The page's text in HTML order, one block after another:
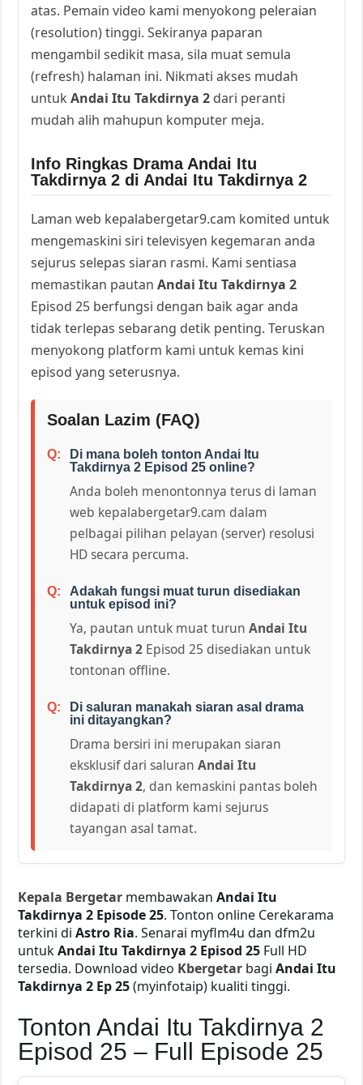
atas. Pemain video kami menyokong peleraian
(resolution) tinggi. Sekiranya paparan
mengambil sedikit masa, sila muat semula
(refresh) halaman ini. Nikmati akses mudah
untukAndai Itu Takdirnya 2 dari peranti
mudah alih mahupun komputer meja.
Info Ringkas Drama Andai Itu
Takdirnya 2 di Andai Itu Takdirnya 2
Laman web kepalabergetar9.cam komited untuk
mengemaskini siri televisyen kegemaran anda
sejurus selepas siaran rasmi. Kami sentiasa
memastikan pautanAndai Itu Takdirnya 2
Episod 25 berfungsi dengan baik agar anda
tidak terlepas sebarang detik penting. Teruskan
menyokong platform kami untuk kemas kini
episod yang seterusnya.
Soalan Lazim (FAQ)
Di mana boleh tonton Andai Itu
Takdirnya 2 Episod 25 online?
Anda boleh menontonnya terus di laman
web kepalabergetar9.cam dalam
pelbagai pilihan pelayan (server) resolusi
HD secara percuma.
Adakah fungsi muat turun disediakan
untuk episod ini?
Ya, pautan untuk muat turunAndai Itu
Takdirnya 2 Episod 25 disediakan untuk
tontonan offline.
Di saluran manakah siaran asal drama
ini ditayangkan?
Drama bersiri ini merupakan siaran
eksklusif dari saluranAndai Itu
Takdirnya 2, dan kemaskini pantas boleh
didapati di platform kami sejurus
tayangan asal tamat.
Kepala Bergetar membawakanAndai Itu
Takdirnya 2 Episode 25. Tonton online Cerekarama
terkini diAstro Ria. Senarai myflm4u dan dfm2u
untukAndai Itu Takdirnya 2 Episod 25 Full HD
tersedia. Download video Kbergetar bagiAndai Itu
Takdirnya 2 Ep 25(myinfotaip) kualiti tinggi.
Tonton Andai Itu Takdirnya 2
Episod 25 – Full Episode 25